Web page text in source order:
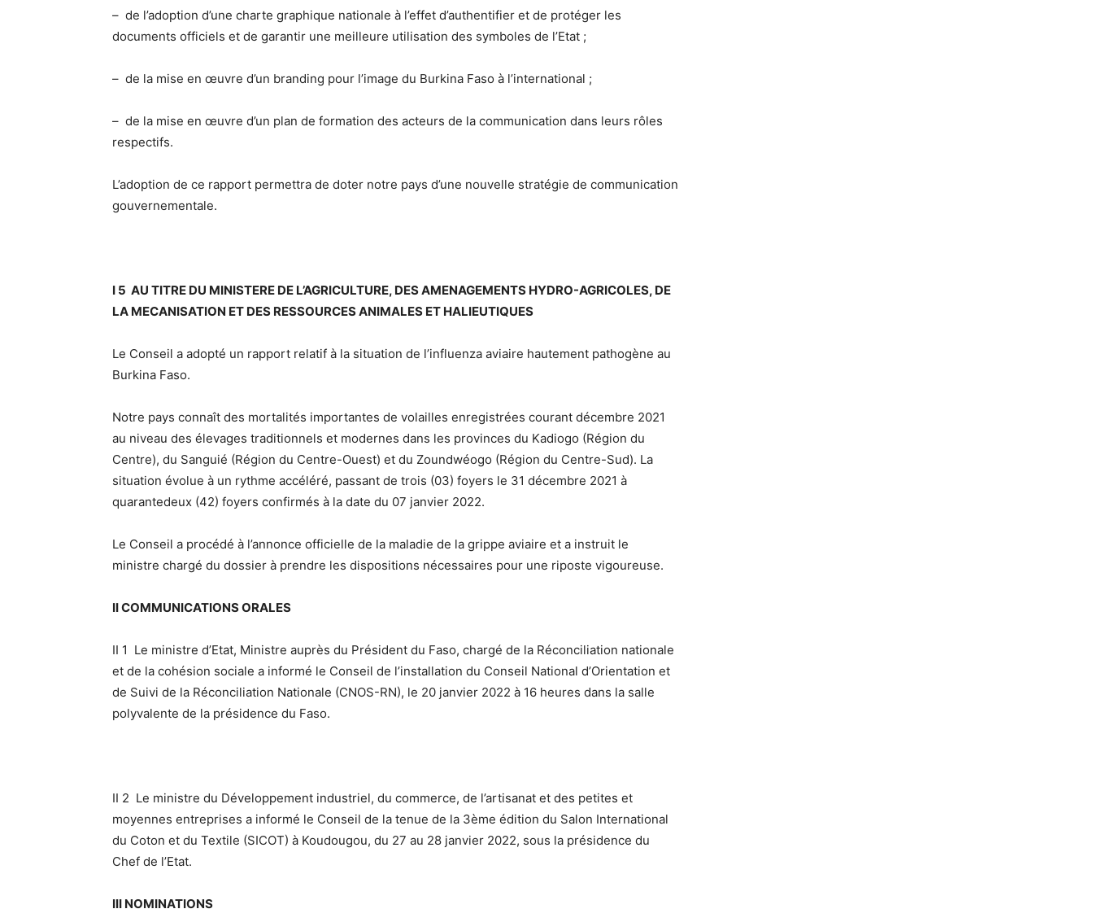
– de l’adoption d’une charte graphique nationale à l’effet d’authentifier et de protéger les
documents officiels et de garantir une meilleure utilisation des symboles de l’Etat ;
– de la mise en œuvre d’un branding pour l’image du Burkina Faso à l’international ;
– de la mise en œuvre d’un plan de formation des acteurs de la communication dans leurs rôles
respectifs.
L’adoption de ce rapport permettra de doter notre pays d’une nouvelle stratégie de communication
gouvernementale.
I 5 AU TITRE DU MINISTERE DE L’AGRICULTURE, DES AMENAGEMENTS HYDRO-AGRICOLES, DE
LA MECANISATION ET DES RESSOURCES ANIMALES ET HALIEUTIQUES
Le Conseil a adopté un rapport relatif à la situation de l’influenza aviaire hautement pathogène au
Burkina Faso.
Notre pays connaît des mortalités importantes de volailles enregistrées courant décembre 2021
au niveau des élevages traditionnels et modernes dans les provinces du Kadiogo (Région du
Centre), du Sanguié (Région du Centre-Ouest) et du Zoundwéogo (Région du Centre-Sud). La
situation évolue à un rythme accéléré, passant de trois (03) foyers le 31 décembre 2021 à
quarantedeux (42) foyers confirmés à la date du 07 janvier 2022.
Le Conseil a procédé à l’annonce officielle de la maladie de la grippe aviaire et a instruit le
ministre chargé du dossier à prendre les dispositions nécessaires pour une riposte vigoureuse.
II COMMUNICATIONS ORALES
II 1 Le ministre d’Etat, Ministre auprès du Président du Faso, chargé de la Réconciliation nationale
et de la cohésion sociale a informé le Conseil de l’installation du Conseil National d’Orientation et
de Suivi de la Réconciliation Nationale (CNOS-RN), le 20 janvier 2022 à 16 heures dans la salle
polyvalente de la présidence du Faso.
II 2 Le ministre du Développement industriel, du commerce, de l’artisanat et des petites et
moyennes entreprises a informé le Conseil de la tenue de la 3ème édition du Salon International
du Coton et du Textile (SICOT) à Koudougou, du 27 au 28 janvier 2022, sous la présidence du
Chef de l’Etat.
III NOMINATIONS